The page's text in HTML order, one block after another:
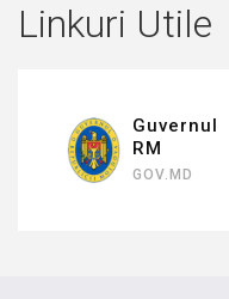
Linkuri Utile
Guvernul
RM
GOV.MD